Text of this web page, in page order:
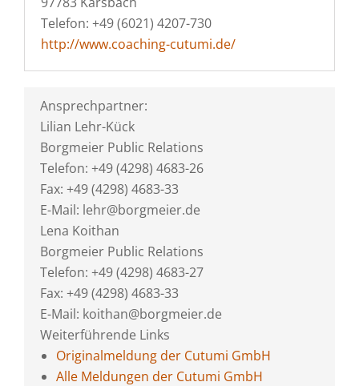
Telefon: +49 (6021) 4207-730
http://www.coaching-cutumi.de/
Ansprechpartner:
Lilian Lehr-Kück
Borgmeier Public Relations
Telefon: +49 (4298) 4683-26
Fax: +49 (4298) 4683-33
E-Mail: lehr@borgmeier.de
Lena Koithan
Borgmeier Public Relations
Telefon: +49 (4298) 4683-27
Fax: +49 (4298) 4683-33
E-Mail: koithan@borgmeier.de
Weiterführende Links
Originalmeldung der Cutumi GmbH
Alle Meldungen der Cutumi GmbH